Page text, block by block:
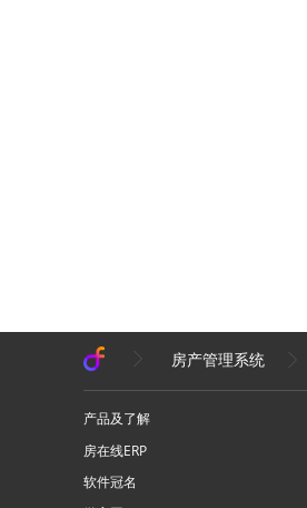
房产管理系统
产品及了解
房在线ERP
软件冠名